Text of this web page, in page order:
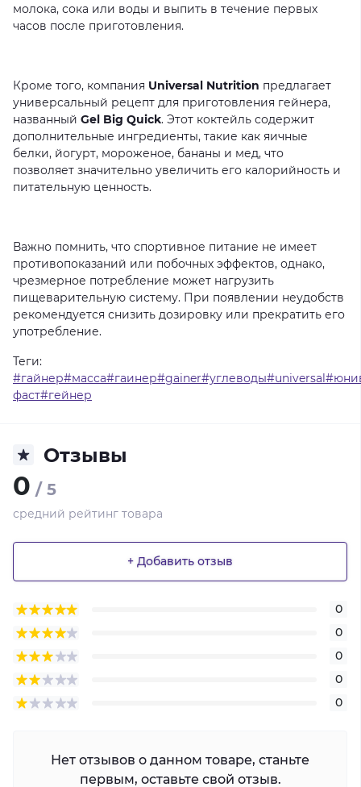
молока, сока или воды и выпить в течение первых
часов после приготовления.
Кроме того, компания Universal Nutrition предлагает
универсальный рецепт для приготовления гейнера,
названный Gel Big Quick. Этот коктейль содержит
дополнительные ингредиенты, такие как яичные
белки, йогурт, мороженое, бананы и мед, что
позволяет значительно увеличить его калорийность и
питательную ценность.
Важно помнить, что спортивное питание не имеет
противопоказаний или побочных эффектов, однако,
чрезмерное потребление может нагрузить
пищеварительную систему. При появлении неудобств
рекомендуется снизить дозировку или прекратить его
употребление.
Теги:
фаст#гейнер
Отзывы
0 / 5
средний рейтинг товара
+ Добавить отзыв
0
0
0
0
0
Нет отзывов о данном товаре, станьте
первым, оставьте свой отзыв.